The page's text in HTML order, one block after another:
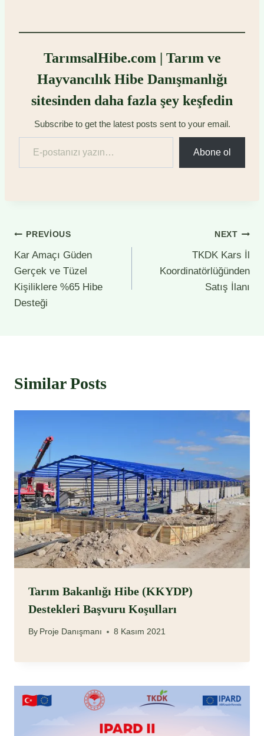
TarımsalHibe.com | Tarım ve
Hayvancılık Hibe Danışmanlığı
sitesinden daha fazla şey keşfedin
Subscribe to get the latest posts sent to your email.
E-postanızı yazın…
Abone ol
Yazı
gezinmesi
PREVIOUS
Kar Amaçı Güden
Gerçek ve Tüzel
Kişiliklere %65 Hibe
Desteği
NEXT
TKDK Kars İl
Koordinatörlüğünden
Satış İlanı
Similar Posts
Tarım Bakanlığı Hibe (KKYDP)
Destekleri Başvuru Koşulları
By Proje Danışmanı 8 Kasım 2021